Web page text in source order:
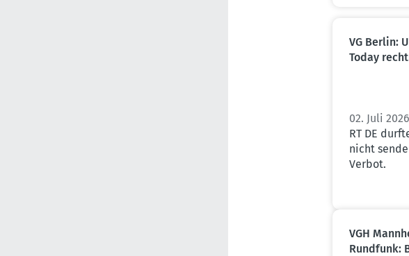
VG Berlin:
Today
02. Juli 2026
RT DE
nicht
Verbot.
VGH
Rundfunk: